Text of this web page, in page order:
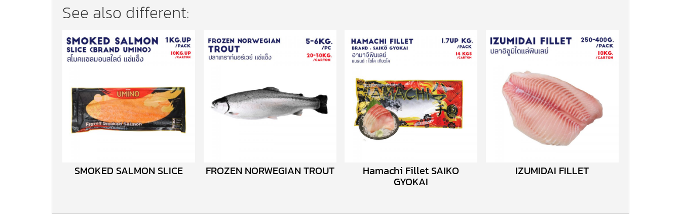
See also different:
SMOKED SALMON SLICE FROZEN NORWEGIAN TROUT Hamachi Fillet SAIKO
GYOKAI
IZUMIDAI FILLET